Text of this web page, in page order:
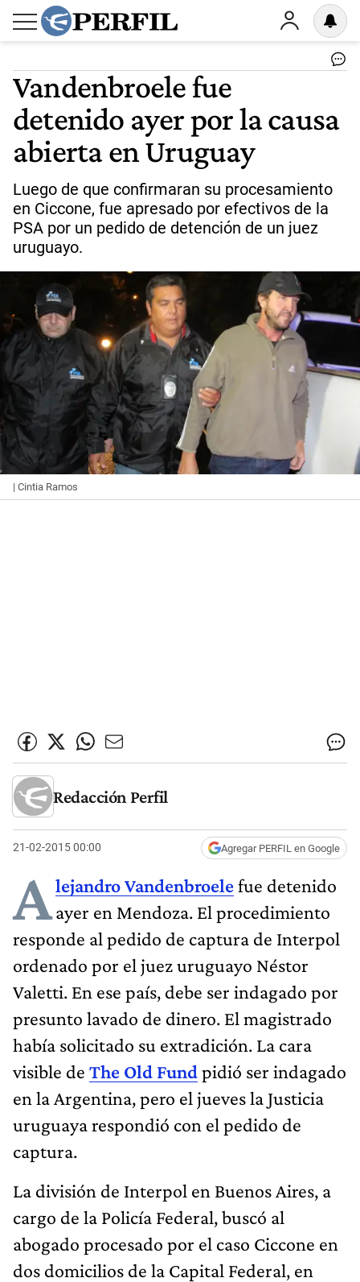
Vandenbroele fue
detenido ayer por la causa
abierta en Uruguay
Luego de que confirmaran su procesamiento
en Ciccone, fue apresado por efectivos de la
PSA por un pedido de detención de un juez
uruguayo.
| Cintia Ramos
Redacción Perfil
21-02-2015 00:00 Agregar PERFIL en Google
Alejandro Vandenbroelefue detenido
ayer en Mendoza. El procedimiento
responde al pedido de captura de Interpol
ordenado por el juez uruguayo Néstor
Valetti. En ese país, debe ser indagado por
presunto lavado de dinero. El magistrado
había solicitado su extradición. La cara
visible de The Old Fundpidió ser indagado
en la Argentina, pero el jueves la Justicia
uruguaya respondió con el pedido de
captura.
La división de Interpol en Buenos Aires, a
cargo de la Policía Federal, buscó al
abogado procesado por el caso Ciccone en
dos domicilios de la Capital Federal, en